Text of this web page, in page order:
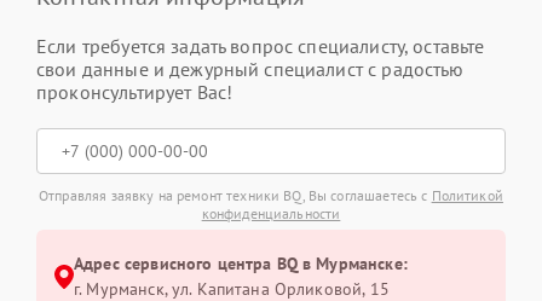
Если требуется задать вопрос специалисту, оставьте
свои данные и дежурный специалист с радостью
проконсультирует Вас!
Отправляя заявку на ремонт техники BQ, Вы соглашаетесь с Политикой
конфиденциальности
Адрес сервисного центра BQ в Мурманске:
г. Мурманск, ул. Капитана Орликовой, 15